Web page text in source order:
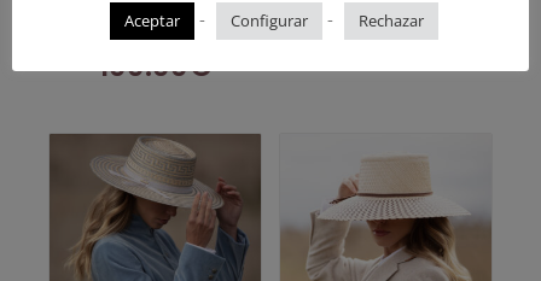
Cordón lazo.
100.00€
89.00€
Aceptar - Configurar - Rechazar